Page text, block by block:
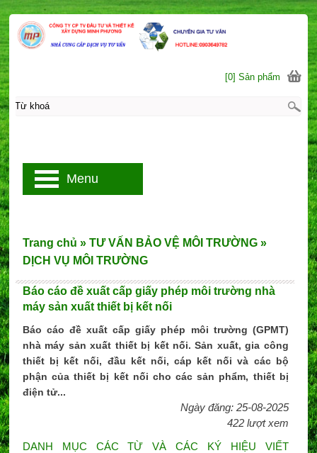
Báo cáo đề xuất cấp giấy phép môi trường nhà
máy sản xuất thiết bị kết nối
Báo cáo đề xuất cấp giấy phép môi trường (GPMT)
nhà máy sản xuất thiết bị kết nối. Sản xuất, gia công
thiết bị kết nối, đầu kết nối, cáp kết nối và các bộ
phận của thiết bị kết nối cho các sản phẩm, thiết bị
điện tử...
Ngày đăng: 25-08-2025
422 lượt xem
DANH MỤC CÁC TỪ VÀ CÁC KÝ HIỆU VIẾT
Trang chủ » TƯ VẤN BẢO VỆ MÔI TRƯỜNG »
DỊCH VỤ MÔI TRƯỜNG
[0] Sản phẩm
Menu